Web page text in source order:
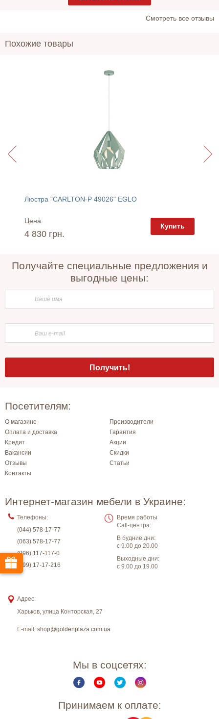
Cмотреть все отзывы
Похожие товары
Люстра "CARLTON-P 49026" EGLO
Цена
4 830 грн.
Купить
Получайте специальные предложения и
выгодные цены:
Посетителям:
О магазине
Производители
Оплата и доставка
Гарантия
Кредит
Акции
Вакансии
Скидки
Отзывы
Статьи
Контакты
Интернет-магазин мебели в Украине:
Телефоны:
(044) 578-17-77
(063) 578-17-77
(096) 117-117-0
(099) 17-17-216
Время работы
Call-центра:
В будние дни:
с 9.00 до 20.00
Выходные дни:
с 9.00 до 19.00
Адрес:
Харьков, улица Конторская, 27
E-mail: shop@goldenplaza.com.ua
Мы в соцсетях:
Принимаем к оплате: